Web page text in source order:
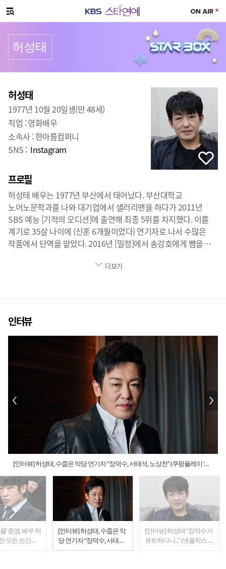
메뉴 열기
허성태
프로필
허성태
1977년 10월 20일생(만 48세)
직업 :영화배우
소속사 :한아름컴퍼니
SNS : Instagram
프로필
허성태 배우는 1977년 부산에서 태어났다. 부산대학교
노어노문학과를 나와 대기업에서 샐러리맨을 하다가 2011년
SBS 예능 [기적의 오디션]에 출연해 최종 5위를 차지했다. 이를
계기로 35살 나이에 (신혼 6개월이었다) 연기자로 나서 수많은
작품에서 단역을 맡았다. 2016년 [밀정]에서 송강호에게 뺨을
많이 알려졌다. 2021년 넷플릭스 [오징어게임]에서 덕수 역으로
연기한다.
더보기
인터뷰
[인터뷰] 허성태, 수줍은 악당 연기자 “장덕수, 서태석, 노상천” (쿠팡플레이 ‘미
’ 종영, 배우 허
모든 순간들
[인터뷰] 허성태, 수줍은 악
당 연기자 “장덕수, 서태석,
노상천” (쿠팡플레이 ‘미끼’)
[인터뷰] 허성태 “장덕수가
큐트하다니...” (넷플릭스 오